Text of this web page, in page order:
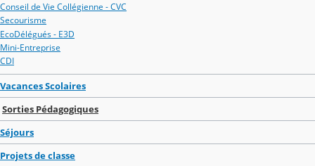
Conseil de Vie Collégienne - CVC
Secourisme
EcoDélégués - E3D
Mini-Entreprise
CDI
Vacances Scolaires
Sorties Pédagogiques
Séjours
Projets de classe